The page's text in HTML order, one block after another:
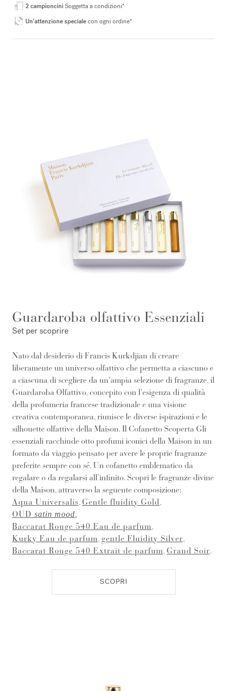
2 campionciniSoggetta a condizioni*
Un’attenzione specialecon ogni ordine*
Guardaroba olfattivo Essenziali
Set per scoprire
Nato dal desiderio di Francis Kurkdjian di creare
liberamente un universo olfattivo che permetta a ciascuno e
a ciascuna di scegliere da un'ampia selezione di fragranze, il
Guardaroba Olfattivo, concepito con l'esigenza di qualità
della profumeria francese tradizionale e una visione
creativa contemporanea, riunisce le diverse ispirazioni e le
silhouette olfattive della Maison. Il Cofanetto Scoperta Gli
essenziali racchiude otto profumi iconici della Maison in un
formato da viaggio pensato per avere le proprie fragranze
preferite sempre con sé. Un cofanetto emblematico da
regalare o da regalarsi all’infinito. Scopri le fragranze divine
della Maison, attraverso la seguente composizione:
Aqua Universalis Gentle fluidity Gold
OUD satin mood
Baccarat Rouge 540 Eau de parfum
Kurky Eau de parfum gentle Fluidity Silver
Baccarat Rouge 540 Extrait de parfum Grand Soir.
SCOPRI